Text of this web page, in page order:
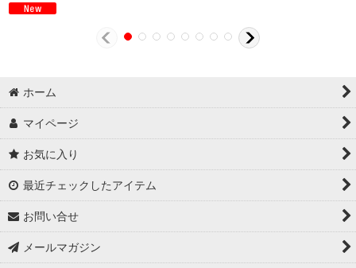
ホーム
マイページ
お気に入り
最近チェックしたアイテム
お問い合せ
メールマガジン